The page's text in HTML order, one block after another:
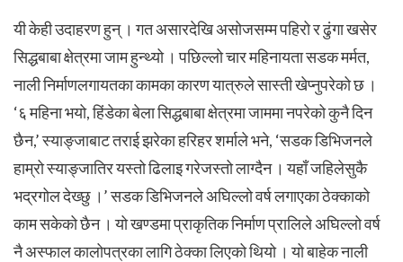
यी केही उदाहरण हुन् । गत असारदेखि असोजसम्म पहिरो र ढुंगा खसेर
सिद्धबाबा क्षेत्रमा जाम हुन्थ्यो । पछिल्लो चार महिनायता सडक मर्मत,
नाली निर्माणलगायतका कामका कारण यात्रुले सास्ती खेप्नुपरेको छ ।
‘६ महिना भयो, हिंडेका बेला सिद्धबाबा क्षेत्रमा जाममा नपरेको कुनै दिन
छैन,’ स्याङ्जाबाट तराई झरेका हरिहर शर्माले भने, ‘सडक डिभिजनले
हाम्रो स्याङ्जातिर यस्तो ढिलाइ गरेजस्तो लाग्दैन । यहाँ जहिलेसुकै
भद्रगोल देख्छु ।’ सडक डिभिजनले अघिल्लो वर्ष लगाएका ठेक्काको
काम सकेको छैन । यो खण्डमा प्राकृतिक निर्माण प्रालिले अघिल्लो वर्ष
नै अस्फाल कालोपत्रका लागि ठेक्का लिएको थियो । यो बाहेक नाली